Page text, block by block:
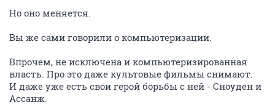
Но оно меняется.
Вы же сами говорили о компьютеризации.
Впрочем, не исключена и компьютеризированная
власть. Про это даже культовые фильмы снимают.
И даже уже есть свои герой борьбы с ней - Сноуден и
Ассанж.